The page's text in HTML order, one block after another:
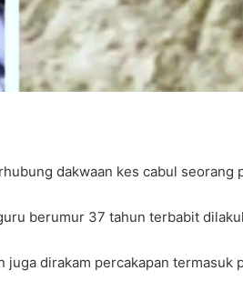
dakwaan kes cabul
berumur 37 tahun terbabit
dirakam percakapan termasuk